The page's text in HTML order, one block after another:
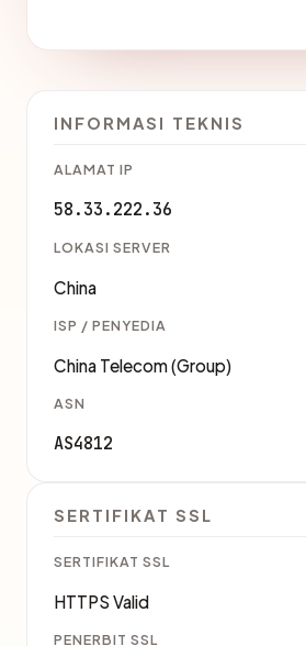
INFORMASI TEKNIS
ALAMAT IP
58.33.222.36
LOKASI SERVER
China
ISP / PENYEDIA
China Telecom (Group)
ASN
AS4812
SERTIFIKAT SSL
SERTIFIKAT SSL
HTTPS Valid
PENERBIT SSL